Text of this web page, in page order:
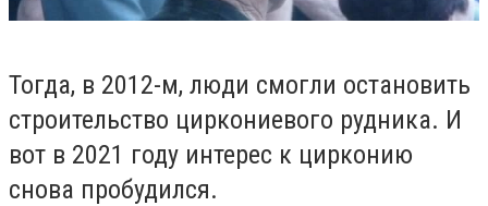
Тогда, в 2012-м, люди смогли остановить
строительство циркониевого рудника. И
вот в 2021 году интерес к цирконию
снова пробудился.